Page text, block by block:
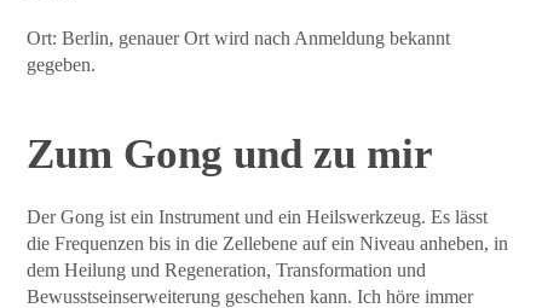
Ort: Berlin, genauer Ort wird nach Anmeldung bekannt
gegeben.
Zum Gong und zu mir
Der Gong ist ein Instrument und ein Heilswerkzeug. Es lässt
die Frequenzen bis in die Zellebene auf ein Niveau anheben, in
dem Heilung und Regeneration, Transformation und
Bewusstseinserweiterung geschehen kann. Ich höre immer